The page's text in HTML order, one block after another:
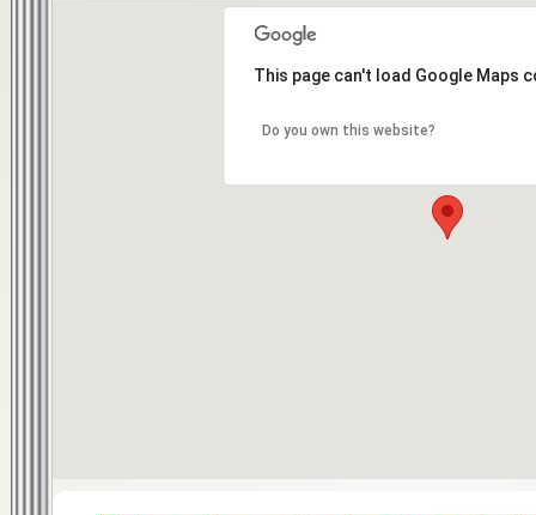
This page can't load Google Maps
Do you own this website?